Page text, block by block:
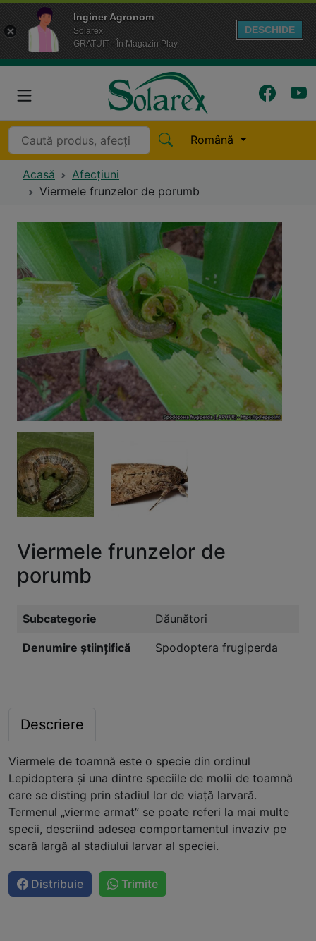
Inginer Agronom
Solarex
GRATUIT - În Magazin Play
DESCHIDE
Română
Acasă
Afecțiuni
Viermele frunzelor de porumb
Viermele frunzelor de
porumb
Subcategorie Dăunători
Denumire științifică Spodoptera frugiperda
Descriere
Viermele de toamnă este o specie din ordinul
Lepidoptera și una dintre speciile de molii de toamnă
care se disting prin stadiul lor de viață larvară.
Termenul „vierme armat” se poate referi la mai multe
specii, descriind adesea comportamentul invaziv pe
scară largă al stadiului larvar al speciei.
Distribuie Trimite